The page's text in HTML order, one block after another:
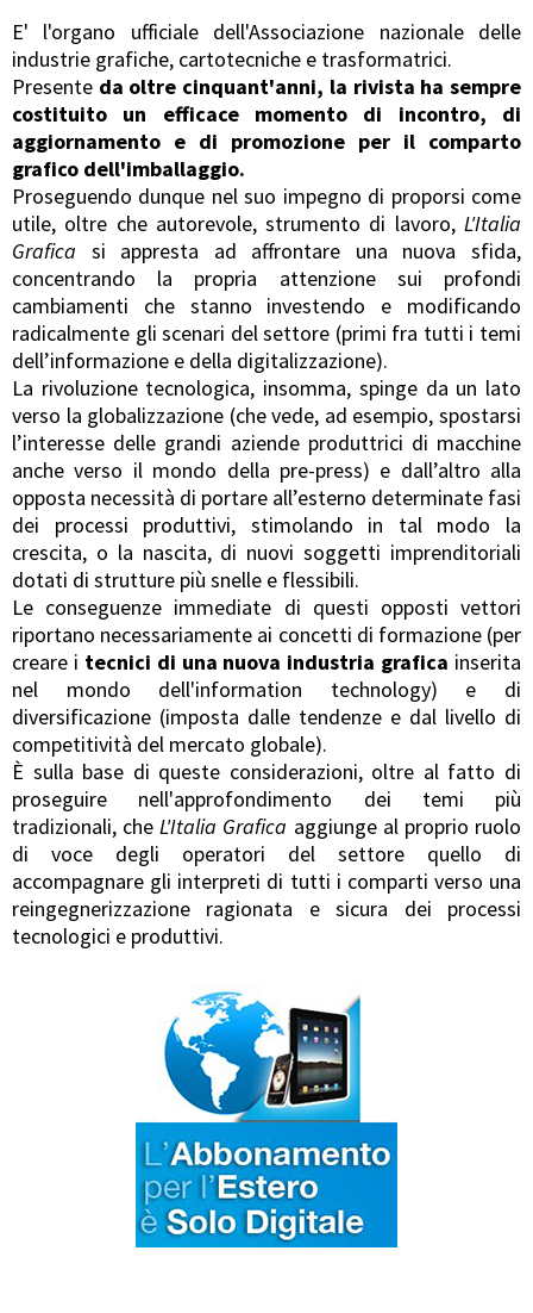
E' l'organo ufficiale dell'Associazione nazionale delle
industrie grafiche, cartotecniche e trasformatrici.
Presente da oltre cinquant'anni, la rivista ha sempre
costituito un efficace momento di incontro, di
aggiornamento e di promozione per il comparto
grafico dell'imballaggio.
Proseguendo dunque nel suo impegno di proporsi come
utile, oltre che autorevole, strumento di lavoro, L'Italia
Grafica si appresta ad affrontare una nuova sfida,
concentrando la propria attenzione sui profondi
cambiamenti che stanno investendo e modificando
radicalmente gli scenari del settore (primi fra tutti i temi
dell’informazione e della digitalizzazione).
La rivoluzione tecnologica, insomma, spinge da un lato
verso la globalizzazione (che vede, ad esempio, spostarsi
l’interesse delle grandi aziende produttrici di macchine
anche verso il mondo della pre-press) e dall’altro alla
opposta necessità di portare all’esterno determinate fasi
dei processi produttivi, stimolando in tal modo la
crescita, o la nascita, di nuovi soggetti imprenditoriali
dotati di strutture più snelle e flessibili.
Le conseguenze immediate di questi opposti vettori
riportano necessariamente ai concetti di formazione (per
creare i tecnici di una nuova industria grafica inserita
nel mondo dell'information technology) e di
diversificazione (imposta dalle tendenze e dal livello di
competitività del mercato globale).
È sulla base di queste considerazioni, oltre al fatto di
proseguire nell'approfondimento dei temi più
tradizionali, cheL'Italia Grafica aggiunge al proprio ruolo
di voce degli operatori del settore quello di
accompagnare gli interpreti di tutti i comparti verso una
reingegnerizzazione ragionata e sicura dei processi
tecnologici e produttivi.